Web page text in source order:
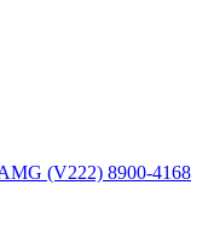
(V222) 8900-4168